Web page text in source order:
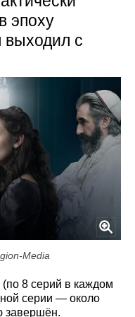
эпоху
с
Media
(по 8 серий в каждом
серии — около
завершён.